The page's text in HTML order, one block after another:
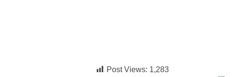
Post Views: 1,283